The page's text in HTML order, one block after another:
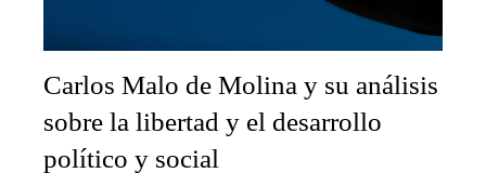
Carlos Malo de Molina y su análisis
sobre la libertad y el desarrollo
político y social